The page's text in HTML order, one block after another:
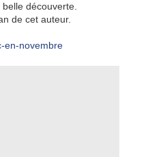
découverte.
de cet auteur.